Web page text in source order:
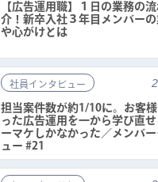
【広告運用職】１日の業務の
介！新卒入社３年目メンバーの
や心がけとは
社員インタビュー
担当案件数が約1/10に。お客
った広告運用を一から学び直
ーマケしかなかった／メンバ
ュー #21